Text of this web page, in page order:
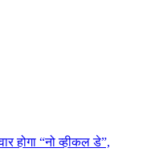
होगा “नो व्हीकल डे”,